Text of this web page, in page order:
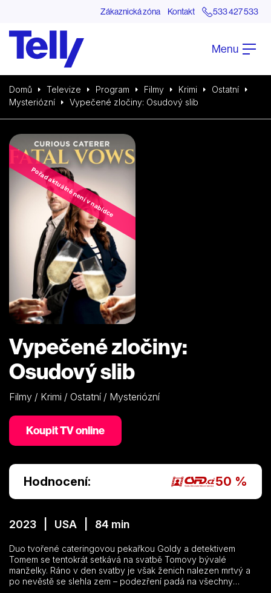
Zákaznická zóna Kontakt 533 427 533
Menu
Domů Televize Program Filmy Krimi
Ostatní
Mysteriózní
Vypečené zločiny: Osudový slib
Pořad aktuálně není v nabídce
Vypečené zločiny:
Osudový slib
Filmy / Krimi / Ostatní / Mysteriózní
Koupit TV online
Hodnocení: 50 %
2023 | USA | 84 min
Duo tvořené cateringovou pekařkou Goldy a detektivem
Tomem se tentokrát setkává na svatbě Tomovy bývalé
manželky. Ráno v den svatby je však ženich nalezen mrtvý a
po nevěstě se slehla zem – podezření padá na všechny